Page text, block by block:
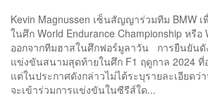
Kevin Magnussen เซ็นสัญญาร่วมทีม BMW เ
ในศึก World Endurance Championship หรื
ออกจากทีมฮาสในศึกฟอร์มูลาวัน การยืนยันดั
แข่งขันสนามสุดท้ายในศึก F1 ฤดูกาล 2024 ที่
แต่ในประกาศดังกล่าวไม่ได้ระบุรายละเอียดว่
จะเข้าร่วมการแข่งขันในซีรีส์ใด...